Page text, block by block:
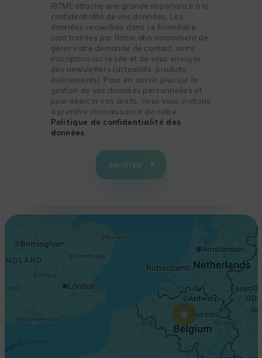
RITME attache une grande importance à la
confidentialité de vos données. Les
données recueillies dans ce formulaire
sont traitées par Ritme afin notamment de
gérer votre demande de contact, votre
inscription sur le site et de vous envoyer
des newsletters (actualités, produits,
événements). Pour en savoir plus sur la
gestion de vos données personnelles et
pour exercer vos droits, nous vous invitons
à prendre connaissance de notre
Politique de confidentialité des
données
ENVOYER